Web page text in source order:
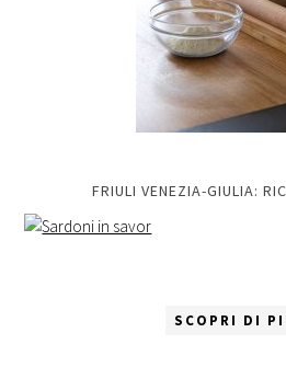
FRIULI VENEZIA-GIULIA:
SCOPRI DI